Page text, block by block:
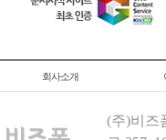
회사소개
(주)비즈